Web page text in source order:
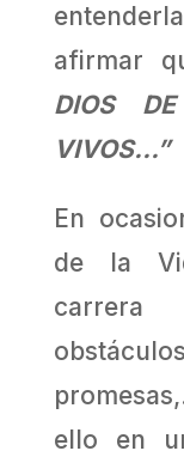
afirmar
DIOS
VIVOS…”
En
de la
ello en